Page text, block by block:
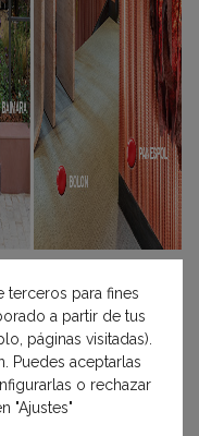
terceros para fines
a partir de tus
páginas visitadas).
Puedes aceptarlas
o rechazar
"Ajustes"